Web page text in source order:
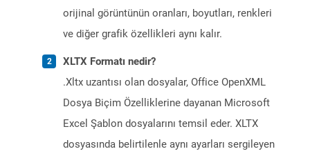
orijinal görüntünün oranları, boyutları, renkleri
ve diğer grafik özellikleri aynı kalır.
XLTX Formatı nedir?
.Xltx uzantısı olan dosyalar, Office OpenXML
Dosya Biçim Özelliklerine dayanan Microsoft
Excel Şablon dosyalarını temsil eder. XLTX
dosyasında belirtilenle aynı ayarları sergileyen